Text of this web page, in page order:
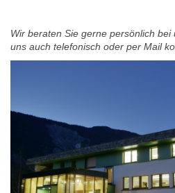
Wir beraten Sie gerne persönlich
uns auch telefonisch oder per Mail